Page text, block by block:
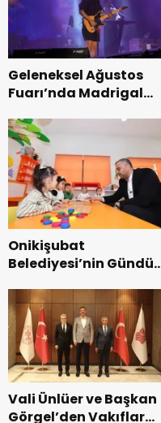
Geleneksel Ağustos
Fuarı’nda Madrigal
Onikişubat
Belediyesi’nin Gündüz
dönemin ön kayıtları
başladı.
Vali Ünlüer ve Başkan
Görgel’den Vakıflar